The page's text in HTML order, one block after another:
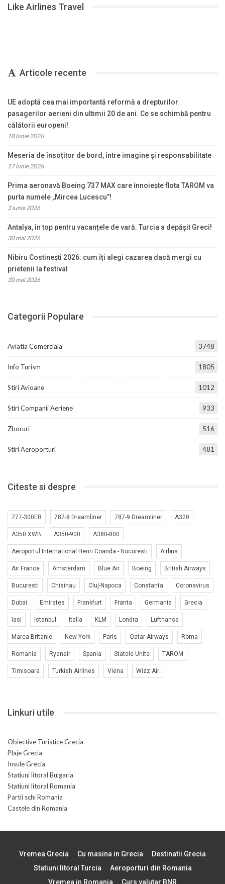
Like Airlines Travel
Articole recente
UE adoptă cea mai importantă reformă a drepturilor
pasagerilor aerieni din ultimii 20 de ani. Ce se schimbă pentru
călătorii europeni!
18 iunie 2026
Meseria de însoțitor de bord, între imagine și responsabilitate
17 iunie 2026
Prima aeronavă Boeing 737 MAX care înnoiește flota TAROM va
purta numele „Mircea Lucescu”!
3 iunie 2026
Antalya, în top pentru vacanțele de vară: Turcia a depășit Greci!
30 mai 2026
Nibiru Costinești 2026: cum îți alegi cazarea dacă mergi cu
prietenii la festival
30 mai 2026
Categorii Populare
Aviatia Comerciala 3748
Info Turism 1805
Stiri Avioane 1012
Stiri Companii Aeriene 933
Zboruri 516
Stiri Aeroporturi 481
Citeste si despre
777-300ER 787-8 Dreamliner 787-9 Dreamliner A320
A350 XWB A350-900 A380-800
Aeroportul International Henri Coanda - Bucuresti Airbus
Air France Amsterdam Blue Air Boeing British Airways
Bucuresti Chisinau Cluj-Napoca Constanta Coronavirus
Dubai Emirates Frankfurt Franta Germania Grecia
Iasi Istanbul Italia KLM Londra Lufthansa
Marea Britanie New York Paris Qatar Airways Roma
Romania Ryanair Spania Statele Unite TAROM
Timisoara Turkish Airlines Viena Wizz Air
Linkuri utile
Obiective Turistice Grecia
Plaje Grecia
Insule Grecia
Statiuni litoral Bulgaria
Statiuni litoral Romania
Partii schi Romania
Castele din Romania
Vremea Grecia Cu masina in Grecia
Destinatii Grecia
Statiuni litoral Turcia
Aeroporturi din Romania
Vremea in Romania
Curs valutar BNR